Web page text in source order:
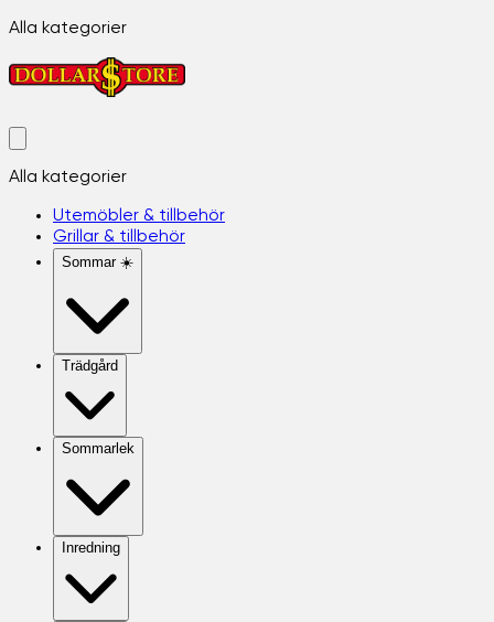
Alla kategorier
Alla kategorier
Utemöbler & tillbehör
Grillar & tillbehör
Sommar ☀️
Trädgård
Sommarlek
Inredning